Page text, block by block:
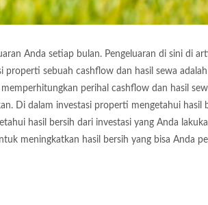
Anda setiap bulan. Pengeluaran di sini di
properti sebuah cashflow dan hasil sewa
perihal cashflow dan hasil
Di dalam investasi properti mengetahui hasil
hasil bersih dari investasi yang Anda
meningkatkan hasil bersih yang bisa Anda